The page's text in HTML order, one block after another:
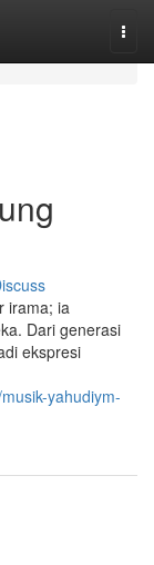
irama; ia
Dari generasi
ekspresi
yahudiym-